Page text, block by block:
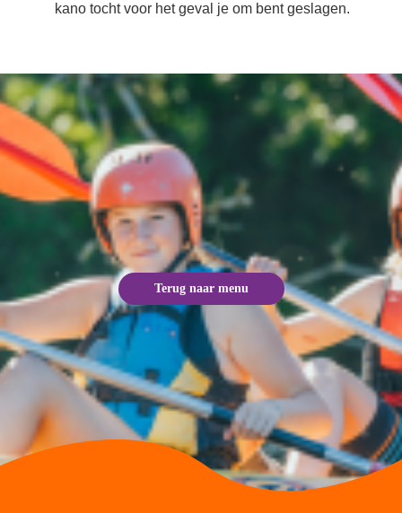
kano tocht voor het geval je om bent geslagen.
Terug naar menu